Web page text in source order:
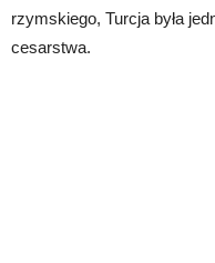
rzymskiego, Turcja była
cesarstwa.